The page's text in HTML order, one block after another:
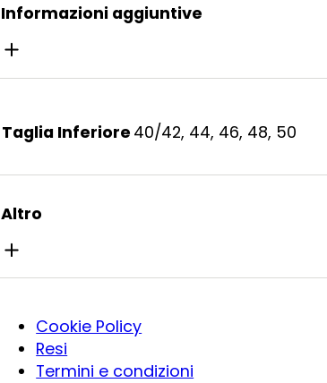
Informazioni aggiuntive
Taglia Inferiore 40/42, 44, 46, 48, 50
Altro
Cookie Policy
Resi
Termini e condizioni